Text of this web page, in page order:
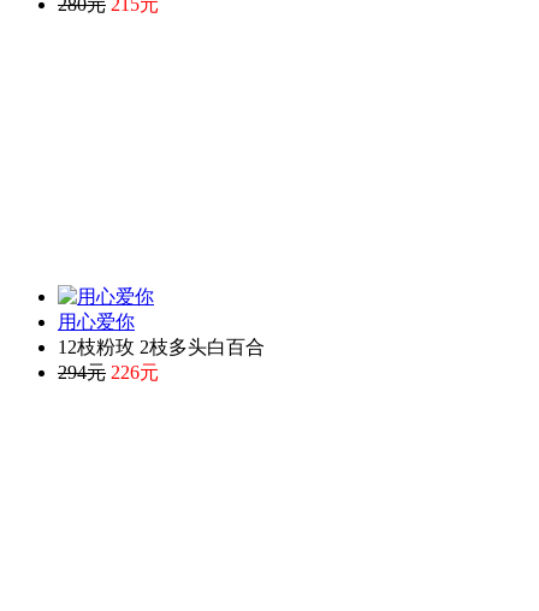
280元 215元
用心爱你
12枝粉玫 2枝多头白百合
294元 226元